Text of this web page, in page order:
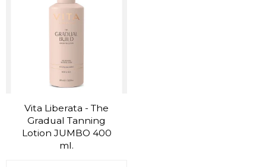
Vita Liberata - The
Gradual Tanning
Lotion JUMBO 400
ml.